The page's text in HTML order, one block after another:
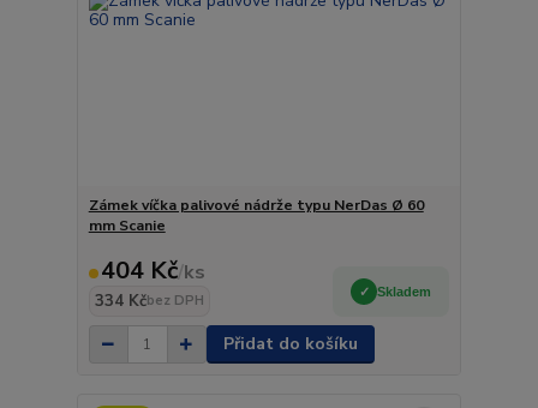
Zámek víčka palivové nádrže typu NerDas Ø 60
mm Scanie
404 Kč/ks
334 Kčbez DPH
Skladem
Přidat do košíku